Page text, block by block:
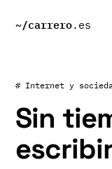
~/carrero.es
# Internet y
Sin